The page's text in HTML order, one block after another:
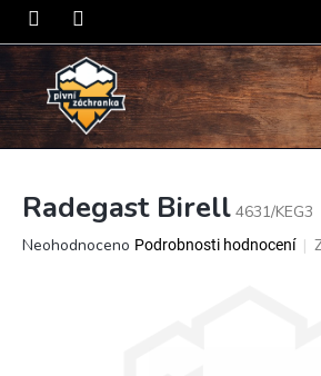
Přejít
obsah
Radegast Birell 4631/KEG3
Průměrné
Neohodnoceno Podrobnosti hodnocení